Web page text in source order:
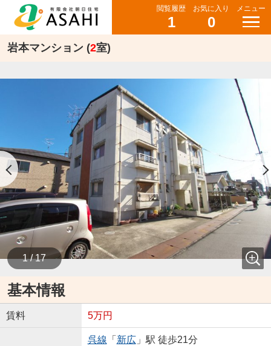
閲覧履歴
1
お気に入り
0
メニュー
岩本マンション (2室)
1 / 17
基本情報
賃料 5万円
呉線 「 新広」駅 徒歩21分